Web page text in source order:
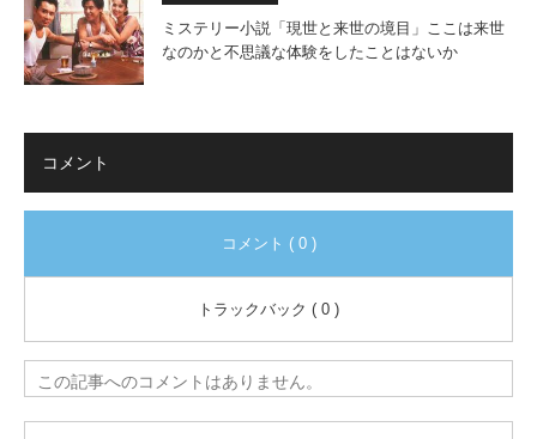
ミステリー小説「現世と来世の境目」ここは来世
なのかと不思議な体験をしたことはないか
コメント
コメント ( 0 )
トラックバック ( 0 )
この記事へのコメントはありません。